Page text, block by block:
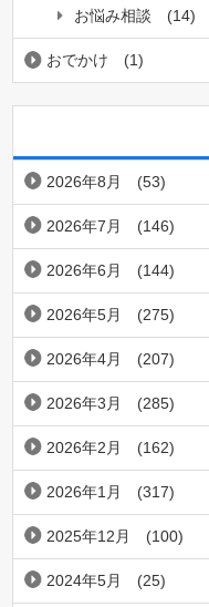
お悩み相談
(14)
おでかけ (1)
2026年8月 (53)
2026年7月 (146)
2026年6月 (144)
2026年5月 (275)
2026年4月 (207)
2026年3月 (285)
2026年2月 (162)
2026年1月 (317)
2025年12月 (100)
2024年5月 (25)